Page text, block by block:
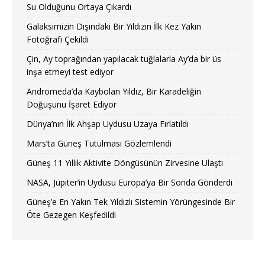
Su Olduğunu Ortaya Çıkardı
Galaksimizin Dışındaki Bir Yıldızın İlk Kez Yakın
Fotoğrafı Çekildi
Çin, Ay toprağından yapılacak tuğlalarla Ay’da bir üs
inşa etmeyi test ediyor
Andromeda’da Kaybolan Yıldız, Bir Karadeliğin
Doğuşunu İşaret Ediyor
Dünya’nın İlk Ahşap Uydusu Uzaya Fırlatıldı
Mars’ta Güneş Tutulması Gözlemlendi
Güneş 11 Yıllık Aktivite Döngüsünün Zirvesine Ulaştı
NASA, Jüpiter’in Uydusu Europa’ya Bir Sonda Gönderdi
Güneş’e En Yakın Tek Yıldızlı Sistemin Yörüngesinde Bir
Öte Gezegen Keşfedildi